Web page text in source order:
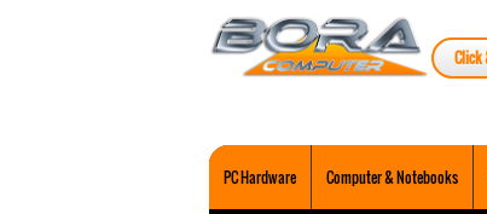
Click
PC Hardware Computer & Notebooks